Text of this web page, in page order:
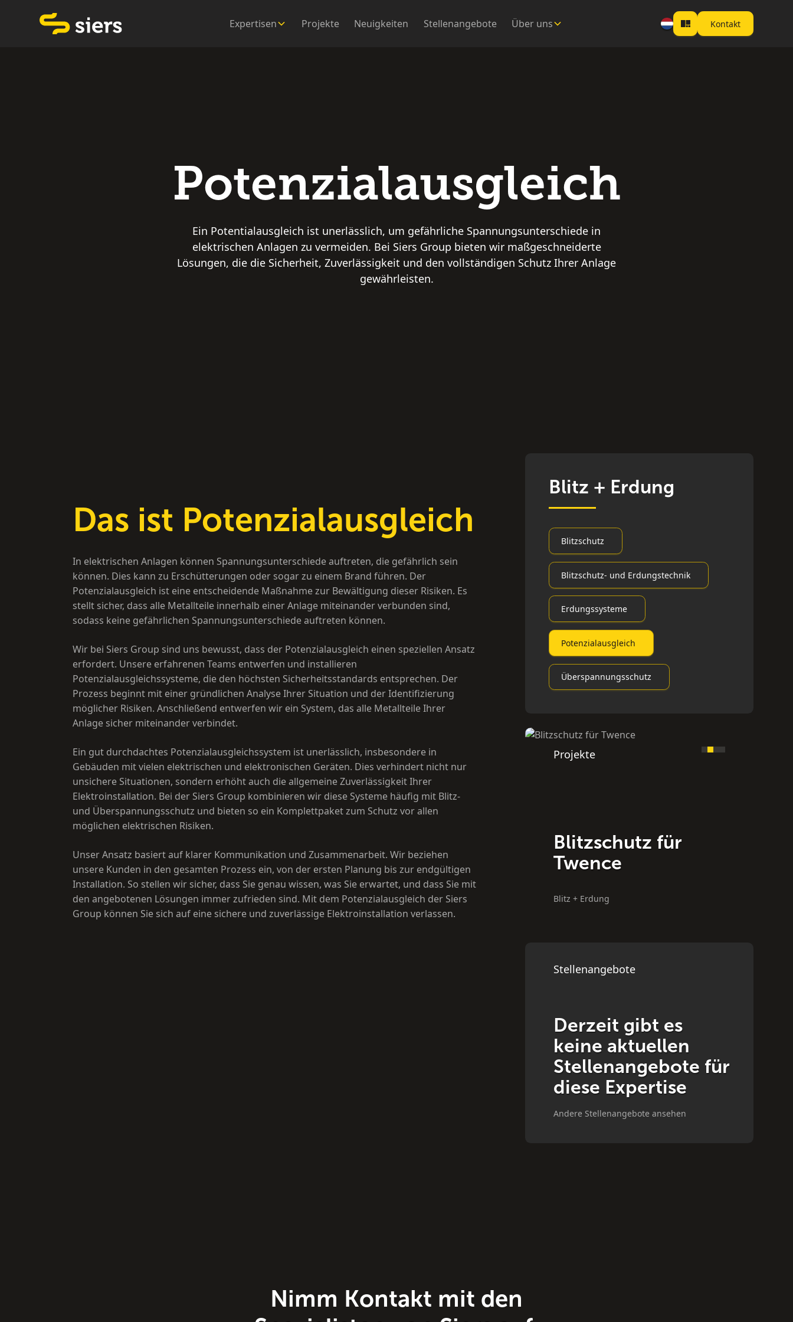
Expertisen Projekte Neuigkeiten Stellenangebote Über uns Kontakt
Potenzialausgleich
Ein Potentialausgleich ist unerlässlich, um gefährliche Spannungsunterschiede in
elektrischen Anlagen zu vermeiden. Bei Siers Group bieten wir maßgeschneiderte
Lösungen, die die Sicherheit, Zuverlässigkeit und den vollständigen Schutz Ihrer Anlage
gewährleisten.
Das ist Potenzialausgleich
In elektrischen Anlagen können Spannungsunterschiede auftreten, die gefährlich sein
können. Dies kann zu Erschütterungen oder sogar zu einem Brand führen. Der
Potenzialausgleich ist eine entscheidende Maßnahme zur Bewältigung dieser Risiken. Es
stellt sicher, dass alle Metallteile innerhalb einer Anlage miteinander verbunden sind,
sodass keine gefährlichen Spannungsunterschiede auftreten können.
Wir bei Siers Group sind uns bewusst, dass der Potenzialausgleich einen speziellen Ansatz
erfordert. Unsere erfahrenen Teams entwerfen und installieren
Potenzialausgleichssysteme, die den höchsten Sicherheitsstandards entsprechen. Der
Prozess beginnt mit einer gründlichen Analyse Ihrer Situation und der Identifizierung
möglicher Risiken. Anschließend entwerfen wir ein System, das alle Metallteile Ihrer
Anlage sicher miteinander verbindet.
Ein gut durchdachtes Potenzialausgleichssystem ist unerlässlich, insbesondere in
Gebäuden mit vielen elektrischen und elektronischen Geräten. Dies verhindert nicht nur
unsichere Situationen, sondern erhöht auch die allgemeine Zuverlässigkeit Ihrer
Elektroinstallation. Bei der Siers Group kombinieren wir diese Systeme häufig mit Blitz-
und Überspannungsschutz und bieten so ein Komplettpaket zum Schutz vor allen
möglichen elektrischen Risiken.
Unser Ansatz basiert auf klarer Kommunikation und Zusammenarbeit. Wir beziehen
unsere Kunden in den gesamten Prozess ein, von der ersten Planung bis zur endgültigen
Installation. So stellen wir sicher, dass Sie genau wissen, was Sie erwartet, und dass Sie mit
den angebotenen Lösungen immer zufrieden sind. Mit dem Potenzialausgleich der Siers
Group können Sie sich auf eine sichere und zuverlässige Elektroinstallation verlassen.
Blitz + Erdung
Blitzschutz
Blitzschutz- und Erdungstechnik
Erdungssysteme
Potenzialausgleich
Überspannungsschutz
Projekte
Huuskes
Blitz + Erdung
Blitzschutz für
Twence
Blitz + Erdung
Stellenangebote
Derzeit gibt es
keine aktuellen
Stellenangebote für
diese Expertise
Andere Stellenangebote ansehen
Nimm Kontakt mit den